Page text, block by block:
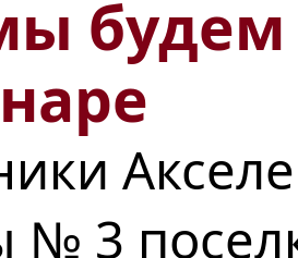
будем
№ 3